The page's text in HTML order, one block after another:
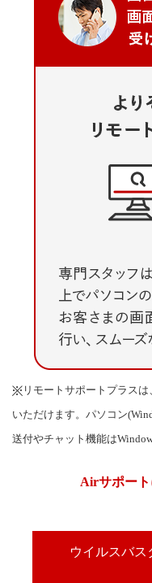
リモートサポートプラス
いただけます。パソコン
送付やチャット機能は
Airサポー
ウイルスバス